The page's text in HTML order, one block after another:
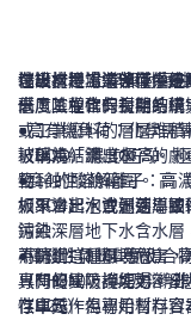
垃圾掩埋場遠非僅僅
高度工程化的封閉系
或工業廢料的層層堆
被稱為「滲出水」的
物。
如果滲出水洩漏到周
污染深層地下水含水層
為防止這種環境危害
專門的垃圾掩埋場滲
存單元作為專用暫存
滲出水是工業領域中
一，其中含有複雜的環
●高有機負荷：化學需
（BOD）濃度極高。
●腐蝕性溶解離子：高
（SO4），會迅速導
鏽蝕。
●揮發性氣體與氮化合
（NH3N），以及溶解
（H2S）。
在設計滲濾液儲存系
低風險並確保長期結
儲罐材料 化學與耐腐
求
玻璃燒結鋼（GFS）
至14的酸鹼範圍。 高
板不會起泡或剝落；
不鏽鋼（316L等級）
具有優異防護能力。
性卓越，但初始材料資